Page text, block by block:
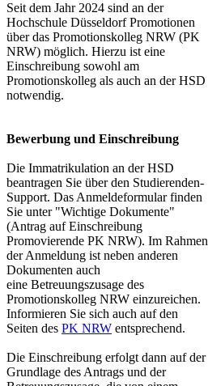
​Seit dem Jahr 2024 sind an der
Hochschule Düsseldorf Promotionen
über das Promotionskolleg NRW (PK
NRW) möglich. Hierzu ist eine
Einschreibung sowohl am
Promotionskolleg als auch an der HSD
notwendig.
Bewerbung und Einschreibung
Die Immatrikulation an der HSD
beantragen Sie über den Studierenden-
Support. Das Anmeldeformular finden
Sie unter "Wichtige Dokumente"
(Antrag auf Einschreibung
Promovierende P​K NRW​). Im Rahmen
der Anmeldung ist neben anderen
Dokumenten auch
eine Betreuungszusage des
Promotionskolleg NRW einzureichen.
Informieren Sie sich auch auf den
Seiten des PK N​RW​ entsprechend.
Die Einschreibung erfolgt dann auf der
Grundlage des Antrags und der